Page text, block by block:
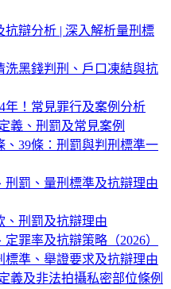
辯分析 | 深入解析量刑標
洗黑錢判刑、戶口凍結與抗
年！常見罪行及案例分析
義、刑罰及常見案例
、39條：刑罰與判刑標準一
罰、量刑標準及抗辯理由
、刑罰及抗辯理由
罪率及抗辯策略（2026）
準、舉證要求及抗辯理由
義及非法拍攝私密部位條例